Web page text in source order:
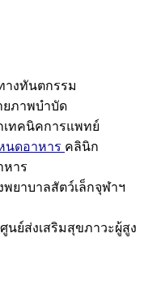
างทันตกรรม
ภาพบำบัด
เทคนิคการแพทย์
นดอาหาร คลินิก
หาร
พยาบาลสัตว์เล็กจุฬาฯ
ศูนย์ส่งเสริมสุขภาวะผู้สูง